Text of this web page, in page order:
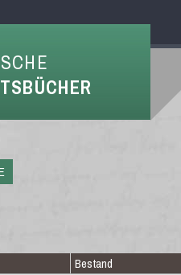
Bestand